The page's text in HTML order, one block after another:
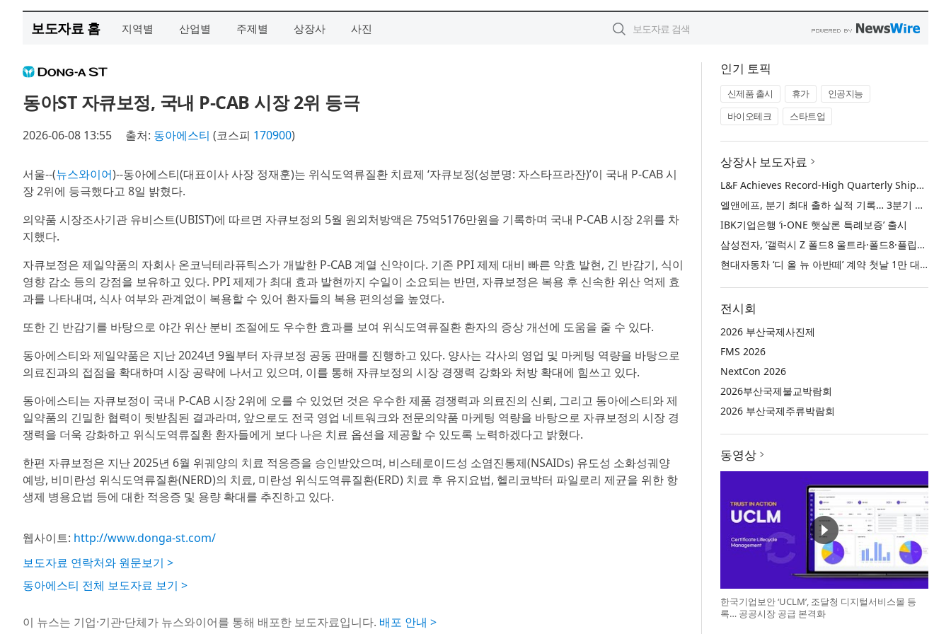
보도자료 홈 지역별 산업별 주제별 상장사 사진
동아ST 자큐보정, 국내 P-CAB 시장 2위 등극
2026-06-08 13:55 출처: 동아에스티 (코스피 170900)
서울--(뉴스와이어)--동아에스티(대표이사 사장 정재훈)는 위식도역류질환 치료제 ‘자큐보정(성분명: 자스타프라잔)’이 국내 P-CAB 시
장 2위에 등극했다고 8일 밝혔다.
의약품 시장조사기관 유비스트(UBIST)에 따르면 자큐보정의 5월 원외처방액은 75억5176만원을 기록하며 국내 P-CAB 시장 2위를 차
지했다.
자큐보정은 제일약품의 자회사 온코닉테라퓨틱스가 개발한 P-CAB 계열 신약이다. 기존 PPI 제제 대비 빠른 약효 발현, 긴 반감기, 식이
영향 감소 등의 강점을 보유하고 있다. PPI 제제가 최대 효과 발현까지 수일이 소요되는 반면, 자큐보정은 복용 후 신속한 위산 억제 효
과를 나타내며, 식사 여부와 관계없이 복용할 수 있어 환자들의 복용 편의성을 높였다.
또한 긴 반감기를 바탕으로 야간 위산 분비 조절에도 우수한 효과를 보여 위식도역류질환 환자의 증상 개선에 도움을 줄 수 있다.
동아에스티와 제일약품은 지난 2024년 9월부터 자큐보정 공동 판매를 진행하고 있다. 양사는 각사의 영업 및 마케팅 역량을 바탕으로
의료진과의 접점을 확대하며 시장 공략에 나서고 있으며, 이를 통해 자큐보정의 시장 경쟁력 강화와 처방 확대에 힘쓰고 있다.
동아에스티는 자큐보정이 국내 P-CAB 시장 2위에 오를 수 있었던 것은 우수한 제품 경쟁력과 의료진의 신뢰, 그리고 동아에스티와 제
일약품의 긴밀한 협력이 뒷받침된 결과라며, 앞으로도 전국 영업 네트워크와 전문의약품 마케팅 역량을 바탕으로 자큐보정의 시장 경
쟁력을 더욱 강화하고 위식도역류질환 환자들에게 보다 나은 치료 옵션을 제공할 수 있도록 노력하겠다고 밝혔다.
한편 자큐보정은 지난 2025년 6월 위궤양의 치료 적응증을 승인받았으며, 비스테로이드성 소염진통제(NSAIDs) 유도성 소화성궤양
예방, 비미란성 위식도역류질환(NERD)의 치료, 미란성 위식도역류질환(ERD) 치료 후 유지요법, 헬리코박터 파일로리 제균을 위한 항
생제 병용요법 등에 대한 적응증 및 용량 확대를 추진하고 있다.
웹사이트: http://www.donga-st.com/
보도자료 연락처와 원문보기 >
동아에스티 전체 보도자료 보기 >
이 뉴스는 기업·기관·단체가 뉴스와이어를 통해 배포한 보도자료입니다. 배포 안내 >
인기 토픽
신제품 출시 휴가
인공지능
바이오테크
스타트업
상장사 보도자료
L&F Achieves Record-High Quarterly Shipments, Begins LFP Supply for North American ESS in Q3 Advancing its Two-Track NCM and LFP Growth Strategy
엘앤에프, 분기 최대 출하 실적 기록… 3분기 북미 ESS향 LFP 공급 착수 NCM+LFP ‘2-Track’ 성장 전략 실현
IBK기업은행 ‘i-ONE 햇살론 특례보증’ 출시
삼성전자, ‘갤럭시 Z 폴드8 울트라·폴드8·플립8’과 ‘갤럭시 워치 울트라2·워치9’ 국내 공식 출시
현대자동차 ‘디 올 뉴 아반떼’ 계약 첫날 1만 대 돌파
전시회
2026 부산국제사진제
FMS 2026
NextCon 2026
2026부산국제불교박람회
2026 부산국제주류박람회
동영상
한국기업보안 ‘UCLM’, 조달청 디지털서비스몰 등
록… 공공시장 공급 본격화